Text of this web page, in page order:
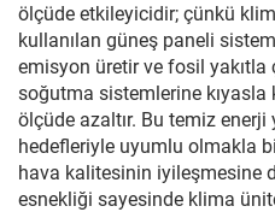
ölçüde etkileyicidir; çünkü
kullanılan güneş paneli
emisyon üretir ve fosil yakıtla
soğutma sistemlerine
ölçüde azaltır. Bu temiz enerji
hedefleriyle uyumlu olmakla
hava kalitesinin iyileşmesine
esnekliği sayesinde klima